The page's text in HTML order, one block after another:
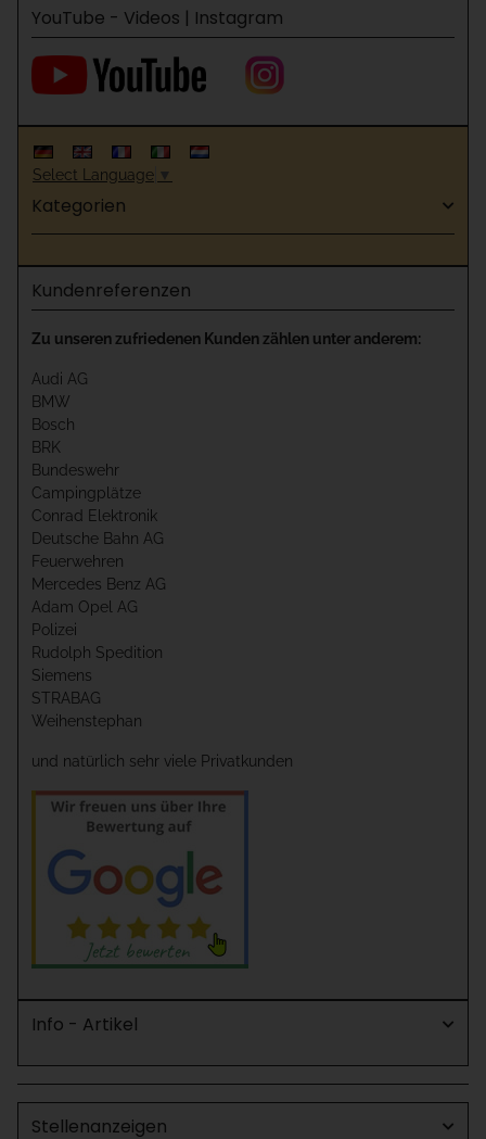
YouTube - Videos | Instagram
Select Language ▼
Kategorien
Kundenreferenzen
Zu unseren zufriedenen Kunden zählen unter anderem:
Audi AG
BMW
Bosch
BRK
Bundeswehr
Campingplätze
Conrad Elektronik
Deutsche Bahn AG
Feuerwehren
Mercedes Benz AG
Adam Opel AG
Polizei
Rudolph Spedition
Siemens
STRABAG
Weihenstephan
und natürlich sehr viele Privatkunden
Info - Artikel
Stellenanzeigen